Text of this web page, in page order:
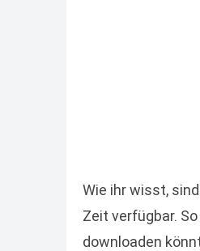
Wie ihr wisst,
Zeit verfügbar.
downloaden